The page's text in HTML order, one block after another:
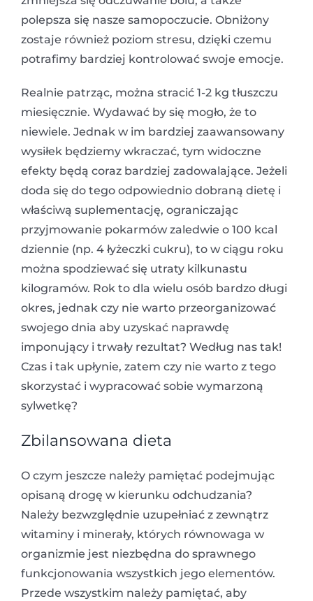
polepsza się nasze samopoczucie. Obniżony
zostaje również poziom stresu, dzięki czemu
potrafimy bardziej kontrolować swoje emocje.
Realnie patrząc, można stracić 1-2 kg tłuszczu
miesięcznie. Wydawać by się mogło, że to
niewiele. Jednak w im bardziej zaawansowany
wysiłek będziemy wkraczać, tym widoczne
efekty będą coraz bardziej zadowalające. Jeżeli
doda się do tego odpowiednio dobraną dietę i
właściwą suplementację, ograniczając
przyjmowanie pokarmów zaledwie o 100 kcal
dziennie (np. 4 łyżeczki cukru), to w ciągu roku
można spodziewać się utraty kilkunastu
kilogramów. Rok to dla wielu osób bardzo długi
okres, jednak czy nie warto przeorganizować
swojego dnia aby uzyskać naprawdę
imponujący i trwały rezultat? Według nas tak!
Czas i tak upłynie, zatem czy nie warto z tego
skorzystać i wypracować sobie wymarzoną
sylwetkę?
Zbilansowana dieta
O czym jeszcze należy pamiętać podejmując
opisaną drogę w kierunku odchudzania?
Należy bezwzględnie uzupełniać z zewnątrz
witaminy i minerały, których równowaga w
organizmie jest niezbędna do sprawnego
funkcjonowania wszystkich jego elementów.
Przede wszystkim należy pamiętać, aby